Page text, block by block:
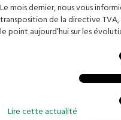
Le mois dernier, nous vous
transposition de la directive TVA,
le point aujourd’hui sur les
Lire cette actualité